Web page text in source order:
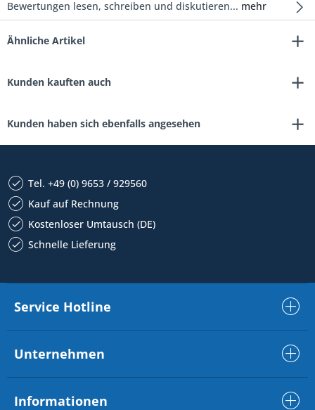
Bewertungen lesen, schreiben und diskutieren... mehr
Ähnliche Artikel
Kunden kauften auch
Kunden haben sich ebenfalls angesehen
Tel. +49 (0) 9653 / 929560
Kauf auf Rechnung
Kostenloser Umtausch (DE)
Schnelle Lieferung
Service Hotline
Unternehmen
Informationen